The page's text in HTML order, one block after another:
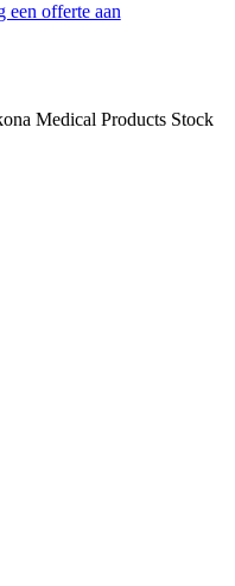
een offerte aan
Medical Products Stock